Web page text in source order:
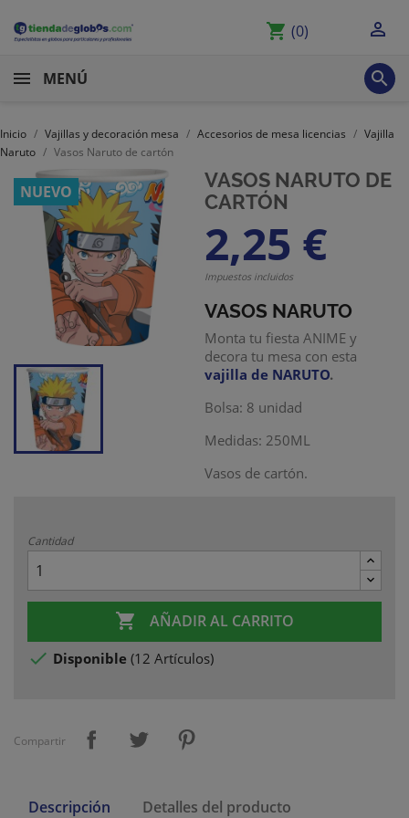
shopping_cart (0) 
MENÚ 
Inicio Vajillas y decoración mesa Accesorios de mesa licencias
Vajilla
Naruto
Vasos Naruto de cartón
NUEVO
VASOS NARUTO DE
CARTÓN
2,25 €
Impuestos incluidos
VASOS NARUTO
Monta tu fiesta ANIME y
decora tu mesa con esta
vajilla de NARUTO.
Bolsa: 8 unidad
Medidas: 250ML
Vasos de cartón.
Cantidad
 AÑADIR AL CARRITO
 Disponible (12 Artículos)
Compartir
Descripción
Detalles del producto